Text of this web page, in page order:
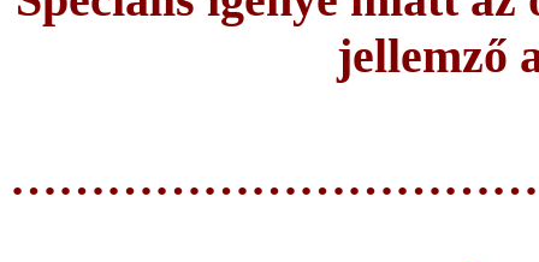
jellemző